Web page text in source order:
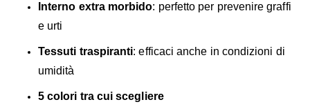
Interno extra morbido: perfetto per prevenire graffi
e urti
Tessuti traspiranti: efficaci anche in condizioni di
umidità
5 colori tra cui scegliere